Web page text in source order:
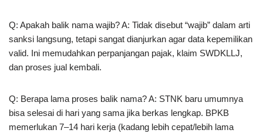
Q: Apakah balik nama wajib? A: Tidak disebut “wajib” dalam arti
sanksi langsung, tetapi sangat dianjurkan agar data kepemilikan
valid. Ini memudahkan perpanjangan pajak, klaim SWDKLLJ,
dan proses jual kembali.
Q: Berapa lama proses balik nama? A: STNK baru umumnya
bisa selesai di hari yang sama jika berkas lengkap. BPKB
memerlukan 7–14 hari kerja (kadang lebih cepat/lebih lama